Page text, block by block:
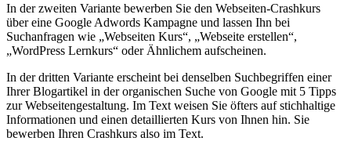
In der zweiten Variante bewerben Sie den Webseiten-Crashkurs
über eine Google Adwords Kampagne und lassen Ihn bei
Suchanfragen wie „Webseiten Kurs“, „Webseite erstellen“,
„WordPress Lernkurs“ oder Ähnlichem aufscheinen.
In der dritten Variante erscheint bei denselben Suchbegriffen einer
Ihrer Blogartikel in der organischen Suche von Google mit 5 Tipps
zur Webseitengestaltung. Im Text weisen Sie öfters auf stichhaltige
Informationen und einen detaillierten Kurs von Ihnen hin. Sie
bewerben Ihren Crashkurs also im Text.